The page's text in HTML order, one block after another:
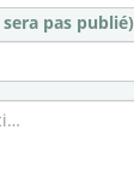
pas publié)